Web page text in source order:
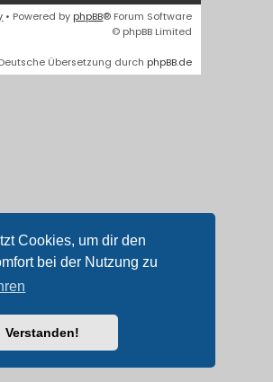
Cookies, um dir den
bei der Nutzung zu
Verstanden!
• Powered by phpBB® Forum Software
© phpBB Limited
Deutsche Übersetzung durch phpBB.de